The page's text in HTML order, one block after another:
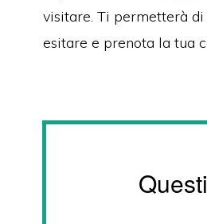
visitare. Ti permetterà
esitare e prenota la tua